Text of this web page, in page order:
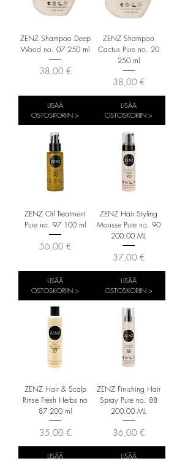
ZENZ Shampoo Deep
Wood no. 07 250 ml
Hinta
38,00 €
LISÄÄ
OSTOSKORIIN >
ZENZ Shampoo
Cactus Pure no. 20
250 ml
Hinta
38,00 €
LISÄÄ
OSTOSKORIIN >
ZENZ Oil Treatment
Pure no. 97 100 ml
Hinta
56,00 €
LISÄÄ
OSTOSKORIIN >
ZENZ Hair Styling
Mousse Pure no. 90
200.00 ML
Hinta
37,00 €
LISÄÄ
OSTOSKORIIN >
ZENZ Hair & Scalp
Rinse Fresh Herbs no
87 200 ml
Hinta
35,00 €
LISÄÄ
ZENZ Finishing Hair
Spray Pure no. 88
200.00 ML
Hinta
36,00 €
LISÄÄ